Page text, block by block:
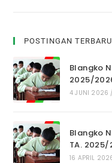
POSTINGAN TERBARU
Blangko
2025/
4 JUNI 2026 /
Blangko
TA. 2025/
16 APRIL